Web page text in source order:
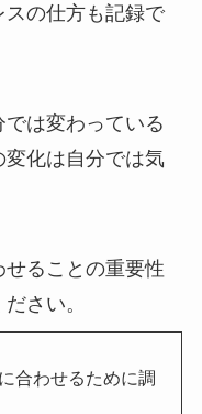
の仕方も記録で
は変わっている
化は自分では気
ることの重要性
さい。
合わせるために調